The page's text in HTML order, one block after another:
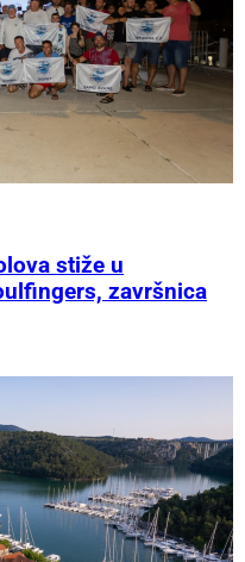
stiže u
završnica